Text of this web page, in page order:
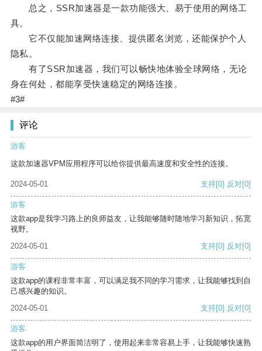
总之，SSR加速器是一款功能强大、易于使用的网络工
具。
它不仅能加速网络连接、提供匿名浏览，还能保护个人
隐私。
有了SSR加速器，我们可以畅快地体验全球网络，无论
身在何处，都能享受快速稳定的网络连接。
#3#
评论
游客
这款加速器VPM应用程序可以给你提供最高速度和安全性的连接。
2024-05-01 支持[0] 反对[0]
游客
这款app是我学习路上的良师益友，让我能够随时随地学习新知识，拓宽
视野。
2024-05-01
支持[0] 反对[0]
游客
这款app的课程非常丰富，可以满足我不同的学习需求，让我能够找到自
己感兴趣的知识。
2024-05-01
支持[0] 反对[0]
游客
这款app的用户界面简洁明了，使用起来非常容易上手，让我能够快速熟